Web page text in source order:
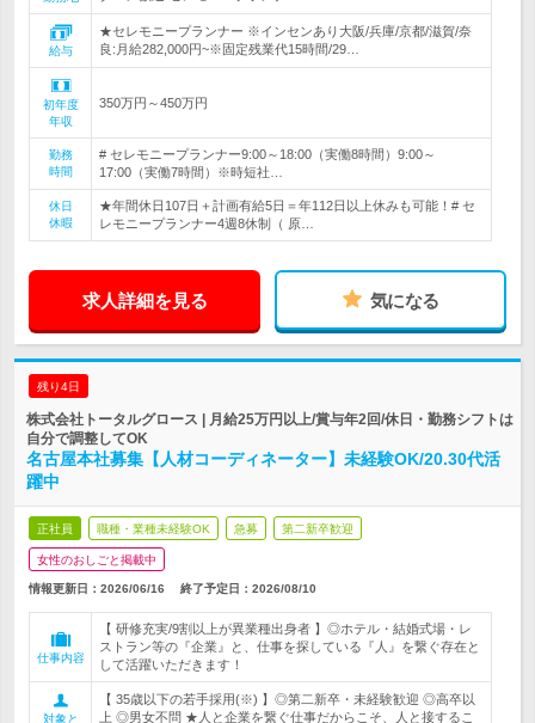
給与
★セレモニープランナー ※インセンあり大阪/兵庫/京都/滋賀/奈
良:月給282,000円~※固定残業代15時間/29…
初年度
年収
350万円～450万円
勤務
時間
# セレモニープランナー9:00～18:00（実働8時間）9:00～
17:00（実働7時間）※時短社…
休日
休暇
★年間休日107日＋計画有給5日＝年112日以上休みも可能！# セ
レモニープランナー4週8休制（ 原…
求人詳細を見る 気になる
残り4日
株式会社トータルグロース | 月給25万円以上/賞与年2回/休日・勤務シフトは
自分で調整してOK
名古屋本社募集【人材コーディネーター】未経験OK/20.30代活
躍中
正社員 職種・業種未経験OK 急募 第二新卒歓迎
女性のおしごと掲載中
情報更新日：2026/06/16 終了予定日： 2026/08/10
仕事内容
【 研修充実/9割以上が異業種出身者 】◎ホテル・結婚式場・レ
ストラン等の『企業』と、仕事を探している『人』を繋ぐ存在と
して活躍いただきます！
対象と
【 35歳以下の若手採用(※) 】◎第二新卒・未経験歓迎 ◎高卒以
上 ◎男女不問 ★人と企業を繋ぐ仕事だからこそ、人と接するこ